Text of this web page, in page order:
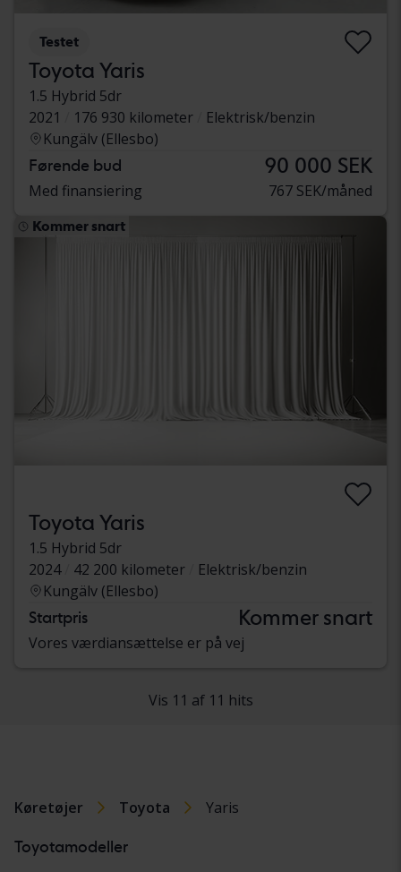
Testet
Toyota Yaris
1.5 Hybrid 5dr
2021
176 930 kilometer
Elektrisk/benzin
Kungälv (Ellesbo)
Førende bud 90 000 SEK
Med finansiering 767 SEK/måned
Kommer snart
Toyota Yaris
1.5 Hybrid 5dr
2024
42 200 kilometer
Elektrisk/benzin
Kungälv (Ellesbo)
Startpris Kommer snart
Vores værdiansættelse er på vej
Vis 11 af 11 hits
Køretøjer Toyota Yaris
Toyotamodeller